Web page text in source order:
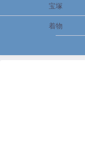
宝塚
着物